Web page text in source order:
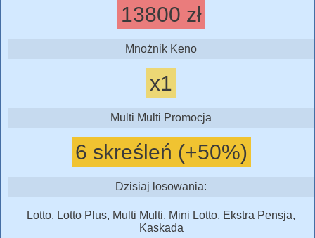
13800 zł
Mnożnik Keno
x1
Multi Multi Promocja
6 skreśleń (+50%)
Dzisiaj losowania:
Lotto, Lotto Plus, Multi Multi, Mini Lotto, Ekstra Pensja,
Kaskada